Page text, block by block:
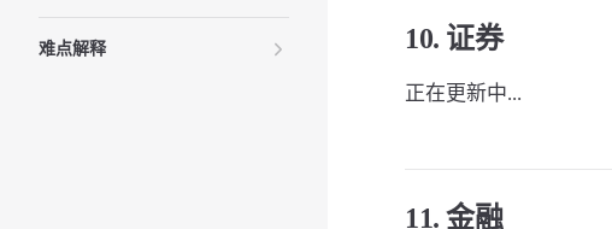
难点解释 10. 证券
正在更新中...
11. 金融